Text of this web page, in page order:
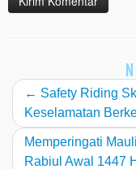
← Safety Riding
Keselamatan
Memperingati
Rabiul Awal 1447